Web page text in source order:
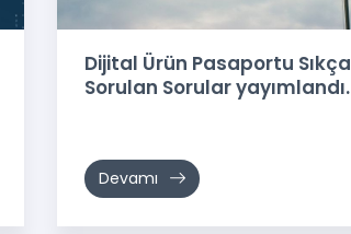
Dijital Ürün Pasaportu Sıkça
Sorulan Sorular yayımlandı.
Devamı